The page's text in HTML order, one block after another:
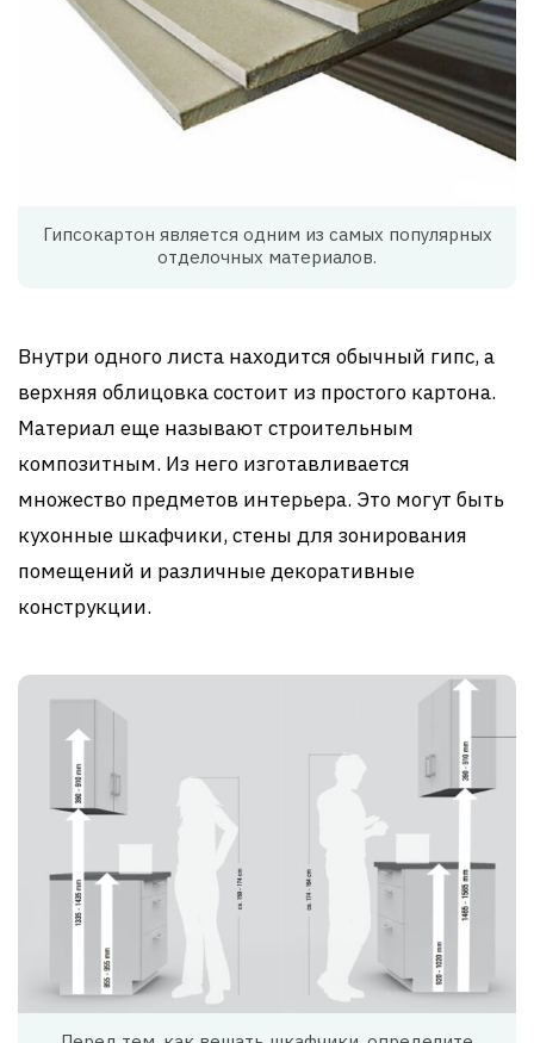
Гипсокартон является одним из самых популярных
отделочных материалов.
Внутри одного листа находится обычный гипс, а
верхняя облицовка состоит из простого картона.
Материал еще называют строительным
композитным. Из него изготавливается
множество предметов интерьера. Это могут быть
кухонные шкафчики, стены для зонирования
помещений и различные декоративные
конструкции.